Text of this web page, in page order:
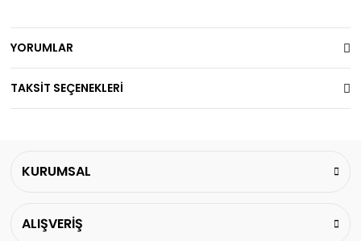
YORUMLAR
TAKSİT SEÇENEKLERİ
KURUMSAL
ALIŞVERİŞ